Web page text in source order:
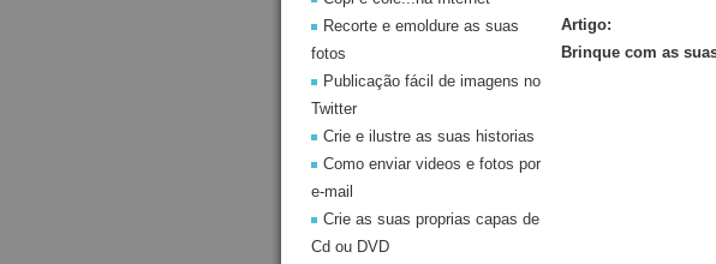
Artigo:
Brinque com as
Recorte e emoldure as suas
fotos
Publicação fácil de imagens no
Twitter
Crie e ilustre as suas historias
Como enviar videos e fotos por
e-mail
Crie as suas proprias capas de
Cd ou DVD